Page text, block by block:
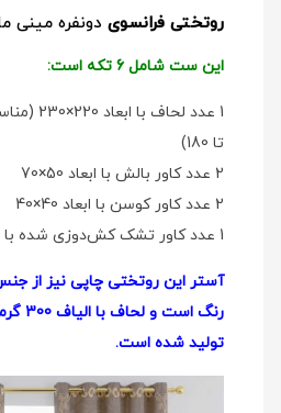
روتختی فرانسوی دو‌نفره مینی
این ست شامل 6 تکه است:
تا 180)
2 عدد کاور بالش با ابعاد 50×70
2 عدد کاور کوسن با ابعاد 40×40
1 عدد کاور تشک کش‌دوزی شده با ابعاد 25x200x160
آستر این روتختی چاپی نیز از
رنگ
تولید شده است.